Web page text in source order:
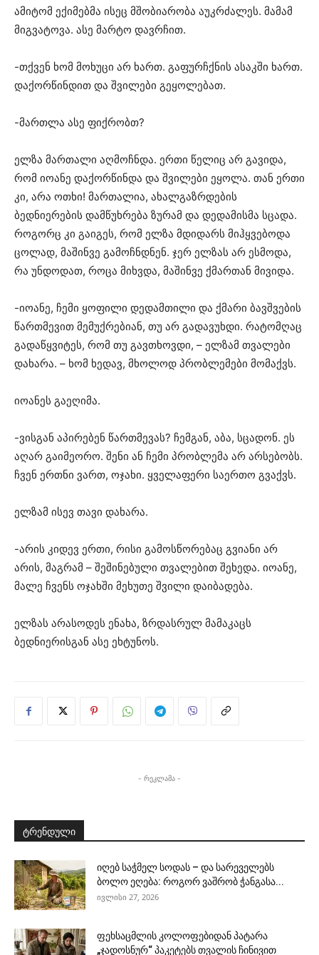
ამიტომ ექიმებმა ისეც მშობიარობა აუკრძალეს. მამამ
მიგვატოვა. ასე მარტო დავრჩით.
-თქვენ ხომ მოხუცი არ ხართ. გაფურჩქნის ასაკში ხართ.
დაქორწინდით და შვილები გეყოლებათ.
-მართლა ასე ფიქრობთ?
ელზა მართალი აღმოჩნდა. ერთი წელიც არ გავიდა,
რომ იოანე დაქორწინდა და შვილები ეყოლა. თან ერთი
კი, არა ოთხი! მართალია, ახალგაზრდების
ბედნიერების დამწუხრება ზურამ და დედამისმა სცადა.
როგორც კი გაიგეს, რომ ელზა მდიდარს მიჰყვებოდა
ცოლად, მაშინვე გამოჩნდნენ. ჯერ ელზას არ ესმოდა,
რა უნდოდათ, როცა მიხვდა, მაშინვე ქმართან მივიდა.
-იოანე, ჩემი ყოფილი დედამთილი და ქმარი ბავშვების
წართმევით მემუქრებიან, თუ არ გადავუხდი. რატომღაც
გადაწყვიტეს, რომ თუ გავთხოვდი, – ელზამ თვალები
დახარა. – ხომ ხედავ, მხოლოდ პრობლემები მომაქვს.
იოანეს გაეღიმა.
-ვისგან აპირებენ წართმევას? ჩემგან, აბა, სცადონ. ეს
აღარ გაიმეორო. შენი ან ჩემი პრობლემა არ არსებობს.
ჩვენ ერთნი ვართ, ოჯახი. ყველაფერი საერთო გვაქვს.
ელზამ ისევ თავი დახარა.
-არის კიდევ ერთი, რისი გამოსწორებაც გვიანი არ
არის, მაგრამ – შეშინებული თვალებით შეხედა. იოანე,
მალე ჩვენს ოჯახში მეხუთე შვილი დაიბადება.
ელზას არასოდეს ენახა, ზრდასრულ მამაკაცს
ბედნიერისგან ასე ეხტუნოს.
- რეკლამა -
ტრენდული
იღებ საჭმელ სოდას – და სარეველებს
ბოლო ეღება: როგორ ვაშრობ ჭანგასა...
ივლისი 27, 2026
ფეხსაცმლის კოლოფებიდან პატარა
„ჯადოსნურ“ პაკეტებს თვალის ჩინივით